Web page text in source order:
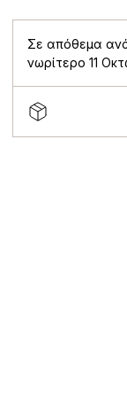
Σε απόθεμα
νωρίτερο 11